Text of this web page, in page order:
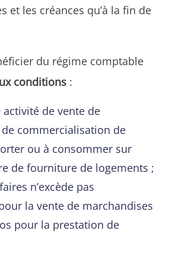
et les créances qu’à la fin de
du régime comptable
conditions :
activité de vente de
commercialisation de
ou à consommer sur
de fourniture de logements ;
n’excède pas
la vente de marchandises
pour la prestation de